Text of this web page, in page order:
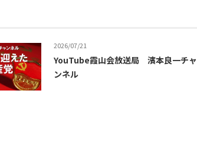
2026/07/21
YouTube霞山会放送局 濱本良一チャ
ンネル